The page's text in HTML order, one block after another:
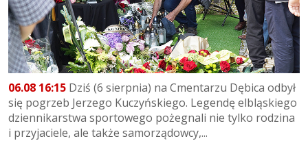
06.08 16:15 Dziś (6 sierpnia) na Cmentarzu Dębica odbył
się pogrzeb Jerzego Kuczyńskiego. Legendę elbląskiego
dziennikarstwa sportowego pożegnali nie tylko rodzina
i przyjaciele, ale także samorządowcy,...